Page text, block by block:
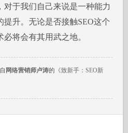
于我们自己来说是一种能力
提升。无论是否接触SEO这个
将会有其用武之地。
网络营销师卢涛的 《致新手：SEO新